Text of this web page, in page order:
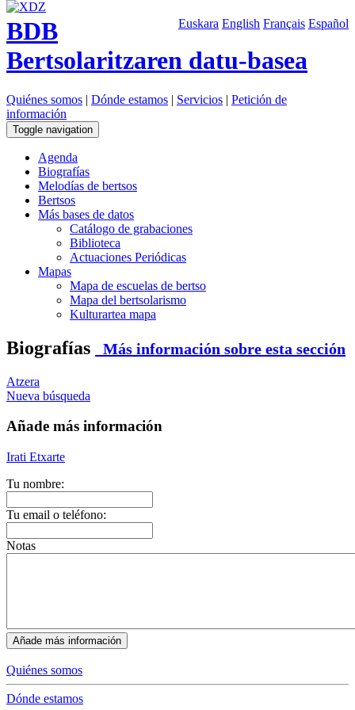
Euskara English Français Español
BDB
Bertsolaritzaren datu-basea
Quiénes somos | Dónde estamos | Servicios | Petición de
información
Toggle navigation
Agenda
Biografías
Melodías de bertsos
Bertsos
Más bases de datos
Catálogo de grabaciones
Biblioteca
Actuaciones Periódicas
Mapas
Mapa de escuelas de bertso
Mapa del bertsolarismo
Kulturartea mapa
Biografías Más información sobre esta sección
Atzera
Nueva búsqueda
Añade más información
Irati Etxarte
Tu nombre:
Tu email o teléfono:
Notas
Quiénes somos
Dónde estamos